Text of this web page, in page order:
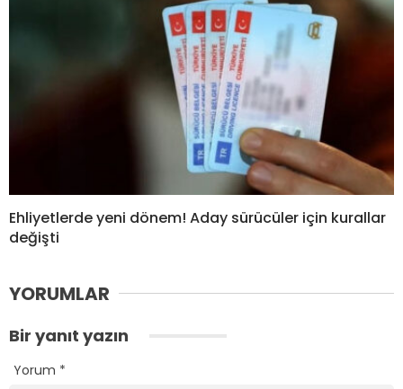
Ehliyetlerde yeni dönem! Aday sürücüler için kurallar
değişti
YORUMLAR
Bir yanıt yazın
Yorum *